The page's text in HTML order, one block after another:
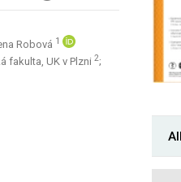
Robová 1
fakulta, UK v Plzni 2;